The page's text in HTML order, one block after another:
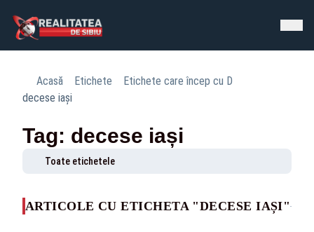
Acasă Etichete
Etichete care încep cu D
decese iași
Tag: decese iași
Toate etichetele
ARTICOLE CU ETICHETA "DECESE IAȘI"